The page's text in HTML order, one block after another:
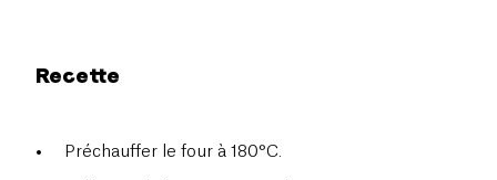
Recette
Préchauffer le four à 180°C.